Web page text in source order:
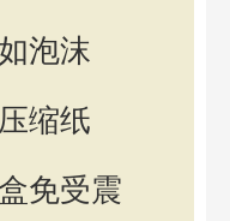
泡沫
缩纸
免受震